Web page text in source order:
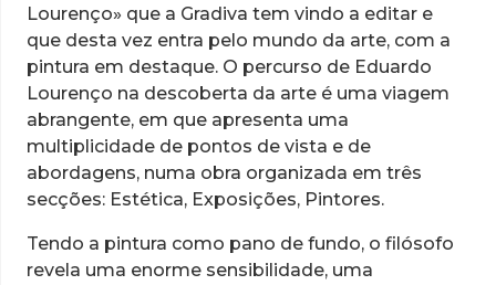
Lourenço» que a Gradiva tem vindo a editar e
que desta vez entra pelo mundo da arte, com a
pintura em destaque. O percurso de Eduardo
Lourenço na descoberta da arte é uma viagem
abrangente, em que apresenta uma
multiplicidade de pontos de vista e de
abordagens, numa obra organizada em três
secções: Estética, Exposições, Pintores.
Tendo a pintura como pano de fundo, o filósofo
revela uma enorme sensibilidade, uma